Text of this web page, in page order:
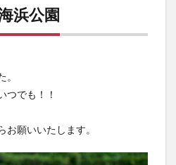
浜公園
つでも！！
お願いいたします。